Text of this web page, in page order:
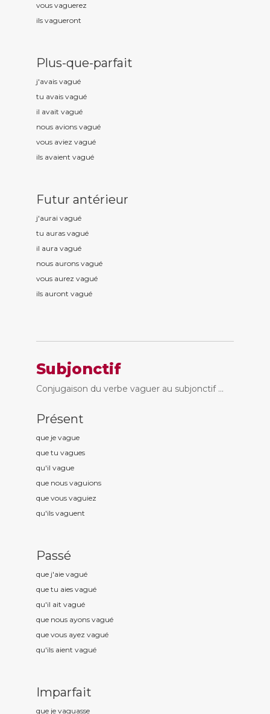
vous vaguerez
ils vagueront
Plus-que-parfait
j'avais vagué
tu avais vagué
il avait vagué
nous avions vagué
vous aviez vagué
ils avaient vagué
Futur antérieur
j'aurai vagué
tu auras vagué
il aura vagué
nous aurons vagué
vous aurez vagué
ils auront vagué
Subjonctif
Conjugaison du verbe vaguer au subjonctif ...
Présent
que je vague
que tu vagues
qu'il vague
que nous vaguions
que vous vaguiez
qu'ils vaguent
Passé
que j'aie vagué
que tu aies vagué
qu'il ait vagué
que nous ayons vagué
que vous ayez vagué
qu'ils aient vagué
Imparfait
que je vaguasse